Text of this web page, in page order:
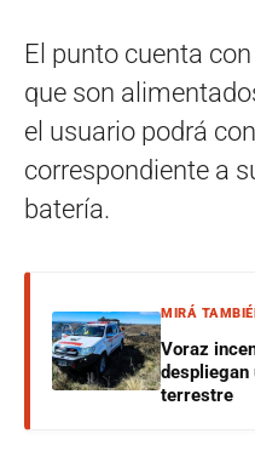
El punto cuenta
que son
el usuario podrá
correspondiente a
batería.
MIRÁ
Voraz
despliegan
terrestre